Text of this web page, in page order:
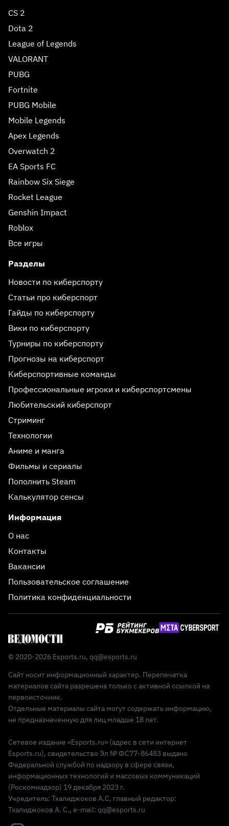
CS 2
Dota 2
League of Legends
VALORANT
PUBG
Fortnite
PUBG Mobile
Mobile Legends
Apex Legends
Overwatch 2
EA Sports FC
Rainbow Six Siege
Rocket League
Genshin Impact
Roblox
Все игры
Разделы
Новости по киберспорту
Статьи про киберспорт
Гайды по киберспорту
Вики по киберспорту
Турниры по киберспорту
Прогнозы на киберспорт
Киберспортивные команды
Профессиональные игроки и киберспортсмены
Любительский киберспорт
Стриминг
Технологии
Аниме и манга
Фильмы и сериалы
Пополнить Steam
Калькулятор сенсы
Информация
О нас
Контакты
Вакансии
Пользовательское соглашение
Политика конфиденциальности
© 2020-2026 Esports.ru, qq@esports.ru
Сайт носит информационный характер. Перепечатка
материалов сайта разрешена только с активной ссылкой на
первоисточник.
Отдельные материалы сайта могут содержать информацию,
не предназначенную для лиц младше 18 лет.
Сетевое издание «Esports.ru» (адрес в сети интернет
Esports.ru), свидетельство Эл № ФС77-86483 выдано
Федеральной службой по надзору в сфере связи,
информационных технологий и массовых коммуникаций
(Роскомнадзор) 19 декабря 2023 г.
Учредитель: Тхалиджоков А.С, главный редактор:
Тхалиджоков А. С., e-mail: qq@esports.ru